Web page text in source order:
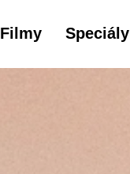
Filmy Speciály